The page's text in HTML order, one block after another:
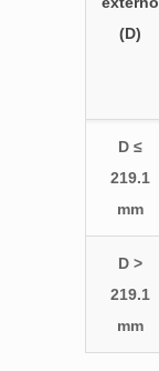
(D)
D ≤
219.1
mm
D >
219.1
mm